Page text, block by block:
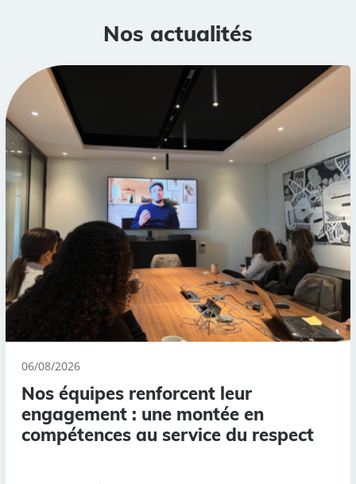
Nos actualités
06/08/2026
Nos équipes renforcent leur
engagement : une montée en
compétences au service du respect